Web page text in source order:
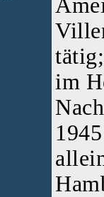
im